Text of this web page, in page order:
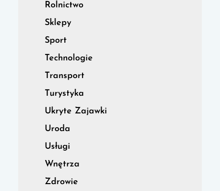
Rolnictwo
Sklepy
Sport
Technologie
Transport
Turystyka
Ukryte Zajawki
Uroda
Usługi
Wnętrza
Zdrowie